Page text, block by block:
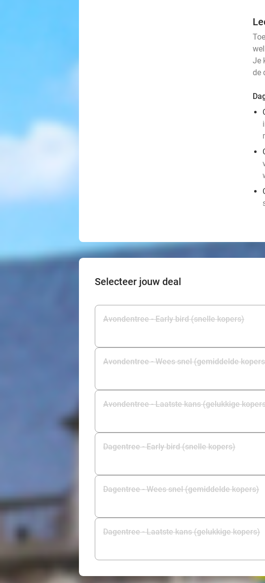
Je
de
Selecteer jouw deal
Avondentree - Early bird (snelle kopers)
Avondentree - Wees snel (gemiddelde
Avondentree - Laatste kans (gelukkige
Dagentree - Early bird (snelle kopers)
Dagentree - Wees snel (gemiddelde kopers)
Dagentree - Laatste kans (gelukkige kopers)